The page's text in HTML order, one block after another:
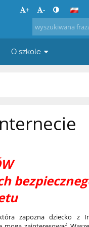
+ -
O szkole
zapozna dziecko z